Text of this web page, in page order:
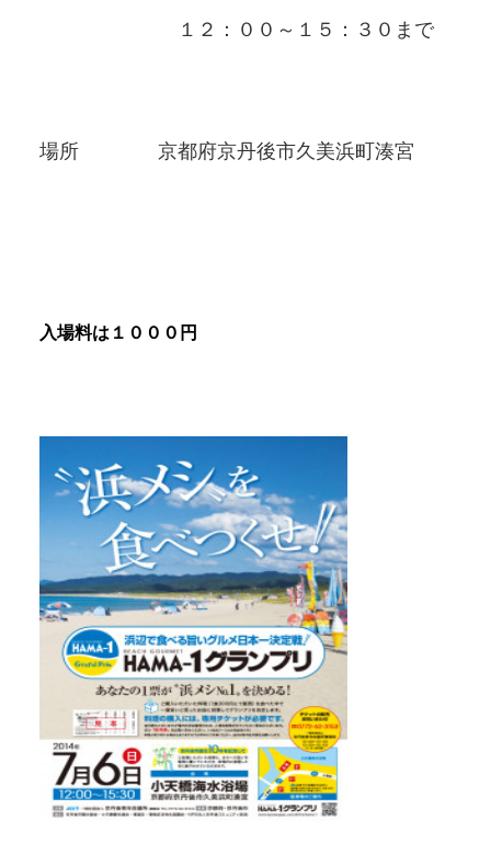
１２：００～１５：３０まで
場所 京都府京丹後市久美浜町湊宮
入場料は１０００円